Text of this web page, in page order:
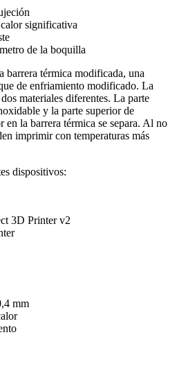
significativa
de la boquilla
barrera térmica modificada, una
de enfriamiento modificado. La
materiales diferentes. La parte
y la parte superior de
la barrera térmica se separa. Al no
imprimir con temperaturas más
dispositivos:
3D Printer v2
mm